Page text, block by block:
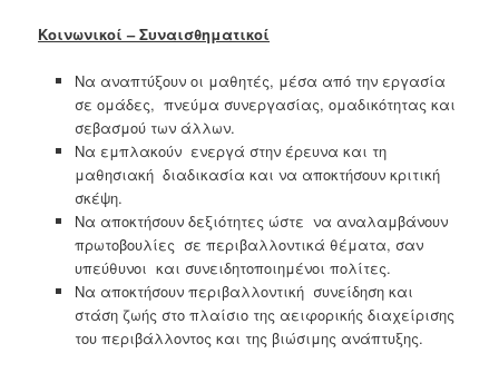
Κοινωνικοί – Συναισθηματικοί
Nα αναπτύξουν οι μαθητές, μέσα από την εργασία
σε ομάδες, πνεύμα συνεργασίας, ομαδικότητας και
σεβασμού των άλλων.
Να εμπλακούν ενεργά στην έρευνα και τη
μαθησιακή διαδικασία και να αποκτήσουν κριτική
σκέψη.
Να αποκτήσουν δεξιότητες ώστε να αναλαμβάνουν
πρωτοβουλίες σε περιβαλλοντικά θέματα, σαν
υπεύθυνοι και συνειδητοποιημένοι πολίτες.
Να αποκτήσουν περιβαλλοντική συνείδηση και
στάση ζωής στο πλαίσιο της αειφορικής διαχείρισης
του περιβάλλοντος και της βιώσιμης ανάπτυξης.